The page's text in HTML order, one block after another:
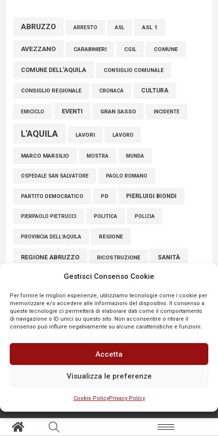
Gestisci Consenso Cookie
Per fornire le migliori esperienze, utilizziamo tecnologie come i cookie per
memorizzare e/o accedere alle informazioni del dispositivo. Il consenso a
queste tecnologie ci permetterà di elaborare dati come il comportamento
di navigazione o ID unici su questo sito. Non acconsentire o ritirare il
consenso può influire negativamente su alcune caratteristiche e funzioni.
Accetta
Visualizza le preferenze
Cookie PolicyPrivacy Policy
della Lega Abruzzo
05 Agosto 2026
ABRUZZO ARRESTO ASL ASL 1
AVEZZANO CARABINIERI CGIL COMUNE
COMUNE DELL'AQUILA CONSIGLIO COMUNALE
CONSIGLIO REGIONALE CRONACA CULTURA
EMICICLO EVENTI GRAN SASSO INCIDENTE
L'AQUILA LAVORI LAVORO
MARCO MARSILIO MOSTRA MUNDA
OSPEDALE SAN SALVATORE PAOLO ROMANO
PARTITO DEMOCRATICO PD PIERLUIGI BIONDI
PIERPAOLO PIETRUCCI POLITICA POLIZIA
PROVINCIA DELL'AQUILA REGIONE
REGIONE ABRUZZO RICOSTRUZIONE SANITÀ
SCUOLE SICUREZZA SINDACATI
SPORT SULMONA UNIVAQ VIABILITÀ
VIGILI DEL FUOCO
Aree tematiche